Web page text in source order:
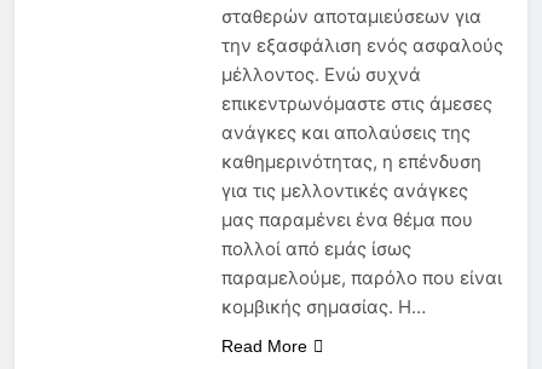
να Γνωρίζει Κάθε
Ασφαλιστικός Πράκτορας
6 Μήνες Ago
Ασφάλεια Υγείας: Κόστος,
Αντιλήψεις και Προκλήσεις
στην Ελλάδα
6 Μήνες Ago
Ασφάλιση Μεταφερόμενων
Εμπορευμάτων: Η Στρατηγική
Ασπίδα Κάθε Μεταφορικής
Επιχείρησης
6 Μήνες Ago
σταθερών αποταμιεύσεων για
την εξασφάλιση ενός ασφαλούς
μέλλοντος. Ενώ συχνά
επικεντρωνόμαστε στις άμεσες
ανάγκες και απολαύσεις της
καθημερινότητας, η επένδυση
για τις μελλοντικές ανάγκες
μας παραμένει ένα θέμα που
πολλοί από εμάς ίσως
παραμελούμε, παρόλο που είναι
κομβικής σημασίας. Η…
Read More